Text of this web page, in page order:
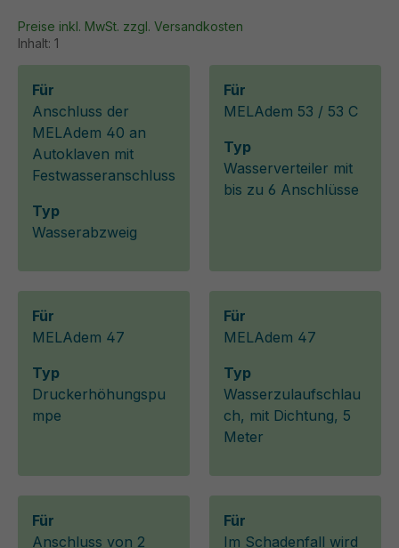
Inhalt: 1
Preise inkl. MwSt. zzgl. Versandkosten
Für
Anschluss der
MELAdem 40 an
Autoklaven mit
Festwasseranschluss
Typ
Wasserabzweig
Für
MELAdem 53 / 53 C
Typ
Wasserverteiler mit
bis zu 6 Anschlüsse
Für
MELAdem 47
Typ
Druckerhöhungspu
mpe
Für
MELAdem 47
Typ
Wasserzulaufschlau
ch, mit Dichtung, 5
Meter
Für
Anschluss von 2
Für
Im Schadenfall wird